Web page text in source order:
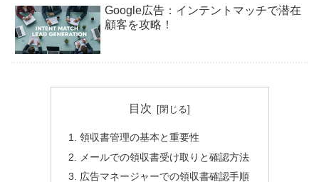
Google広告：インテントマッチで潜在
顧客を攻略！
目次
領収書管理の基本と重要性
メールでの領収書受け取りと確認方法
広告マネージャーでの領収書確認手順